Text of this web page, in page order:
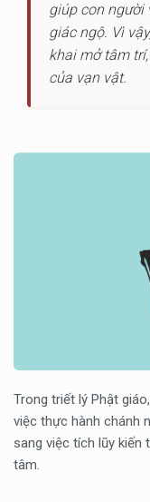
giúp con người
giác ngộ. Vì
khai mở tâm
của vạn vật.
Trong triết lý Phật
việc thực hành chánh
sang việc tích lũy kiến
tâm.